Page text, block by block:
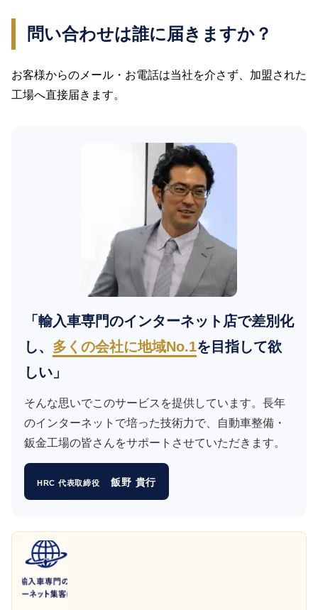
問い合わせは誰に届きますか？
お客様からのメール・お電話は当社を介さず、加盟された
工場へ直接届きます。
「輸入車専門のインターネット店で差別化
し、 多くの会社に地域No.1を目指して欲
しい」
そんな思いでこのサービスを提供しています。長年
のインターネットで培った技術力で、自動車整備・
鈑金工場の皆さんをサポートさせていただきます。
HRC 代表取締役 飯野 貴行